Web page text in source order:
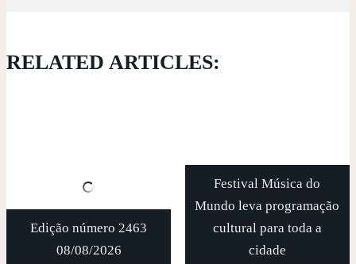
RELATED ARTICLES:
Edição número 2463
08/08/2026
Festival Música do
Mundo leva programação
cultural para toda a
cidade